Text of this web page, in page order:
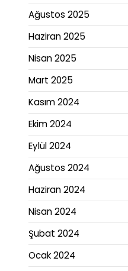
Ağustos 2025
Haziran 2025
Nisan 2025
Mart 2025
Kasım 2024
Ekim 2024
Eylül 2024
Ağustos 2024
Haziran 2024
Nisan 2024
Şubat 2024
Ocak 2024